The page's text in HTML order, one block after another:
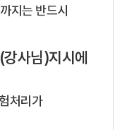
지는 반드시
사님)지시에
처리가